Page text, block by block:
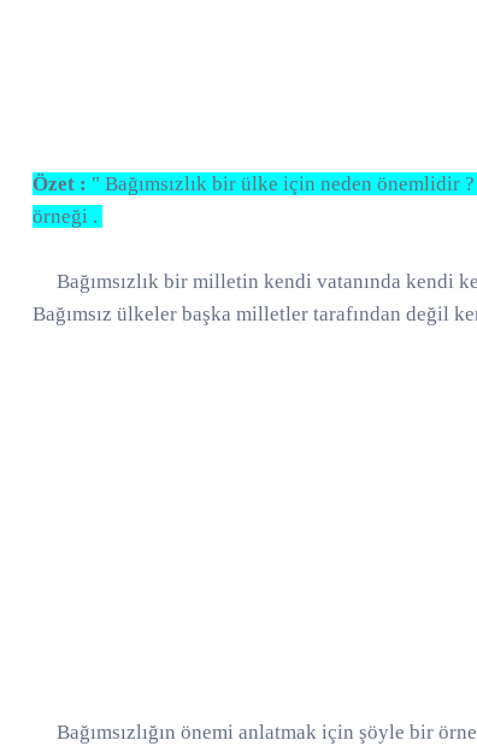
Özet : " Bağımsızlık bir ülke için neden önemlidir
örneği .
Bağımsızlık bir milletin kendi vatanında kendi
Bağımsız ülkeler başka milletler tarafından değil
Bağımsızlığın önemi anlatmak için şöyle bir